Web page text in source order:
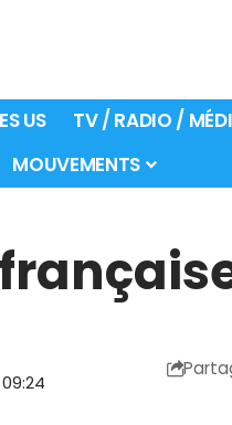
US TV / RADIO /
MOUVEMENTS